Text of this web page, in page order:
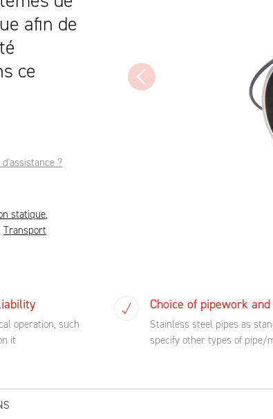
afin de
ce
d'assistance ?
statique,
Transport
operation, such
it
Choice of pipework
Stainless steel pipes as
specify other types of pipe/